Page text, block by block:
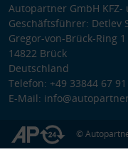
Autopartner GmbH
Geschäftsführer: Detlev
Gregor-von-Brück-Ring 1
14822 Brück
Deutschland
Telefon: +49 33844 67
E-Mail:
©